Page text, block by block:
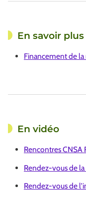
En savoir plus
Financement de
En vidéo
Rencontres CNSA
Rendez-vous de
Rendez-vous de